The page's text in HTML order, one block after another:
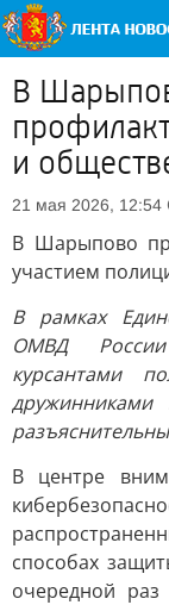
В
и
21 мая 2026, 12:54
В Шарыпово
участием
В рамках
ОМВД
курсантами
В центре
способах
очередной раз